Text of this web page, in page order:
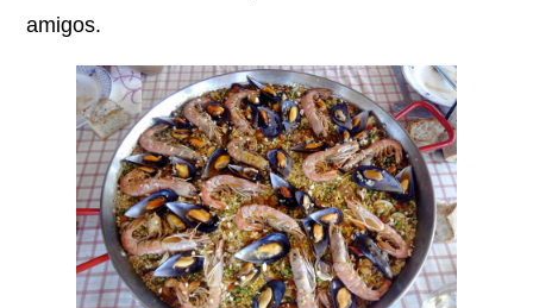
amigos.